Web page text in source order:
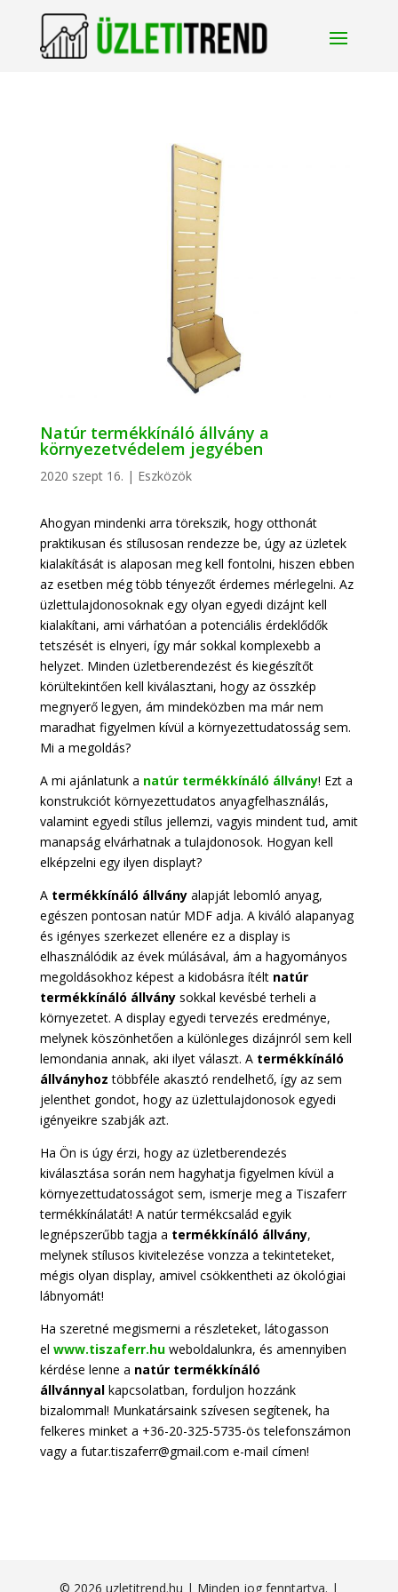
Natúr termékkínáló állvány a
környezetvédelem jegyében
2020 szept 16. | Eszközök
Ahogyan mindenki arra törekszik, hogy otthonát
praktikusan és stílusosan rendezze be, úgy az üzletek
kialakítását is alaposan meg kell fontolni, hiszen ebben
az esetben még több tényezőt érdemes mérlegelni. Az
üzlettulajdonosoknak egy olyan egyedi dizájnt kell
kialakítani, ami várhatóan a potenciális érdeklődők
tetszését is elnyeri, így már sokkal komplexebb a
helyzet. Minden üzletberendezést és kiegészítőt
körültekintően kell kiválasztani, hogy az összkép
megnyerő legyen, ám mindeközben ma már nem
maradhat figyelmen kívül a környezettudatosság sem.
Mi a megoldás?
A mi ajánlatunk a natúr termékkínáló állvány! Ezt a
konstrukciót környezettudatos anyagfelhasználás,
valamint egyedi stílus jellemzi, vagyis mindent tud, amit
manapság elvárhatnak a tulajdonosok. Hogyan kell
elképzelni egy ilyen displayt?
A termékkínáló állványalapját lebomló anyag,
egészen pontosan natúr MDF adja. A kiváló alapanyag
és igényes szerkezet ellenére ez a display is
elhasználódik az évek múlásával, ám a hagyományos
megoldásokhoz képest a kidobásra ítélt natúr
termékkínáló állványsokkal kevésbé terheli a
környezetet. A display egyedi tervezés eredménye,
melynek köszönhetően a különleges dizájnról sem kell
lemondania annak, aki ilyet választ. A termékkínáló
állványhoz többféle akasztó rendelhető, így az sem
jelenthet gondot, hogy az üzlettulajdonosok egyedi
igényeikre szabják azt.
Ha Ön is úgy érzi, hogy az üzletberendezés
kiválasztása során nem hagyhatja figyelmen kívül a
környezettudatosságot sem, ismerje meg a Tiszaferr
termékkínálatát! A natúr termékcsalád egyik
legnépszerűbb tagja a termékkínáló állvány,
melynek stílusos kivitelezése vonzza a tekinteteket,
mégis olyan display, amivel csökkentheti az ökológiai
lábnyomát!
Ha szeretné megismerni a részleteket, látogasson
el www.tiszaferr.huweboldalunkra, és amennyiben
kérdése lenne a natúr termékkínáló
állvánnyalkapcsolatban, forduljon hozzánk
bizalommal! Munkatársaink szívesen segítenek, ha
felkeres minket a +36-20-325-5735-ös telefonszámon
vagy a futar.tiszaferr@gmail.com e-mail címen!
© 2026 uzletitrend.hu | Minden jog fenntartva. |